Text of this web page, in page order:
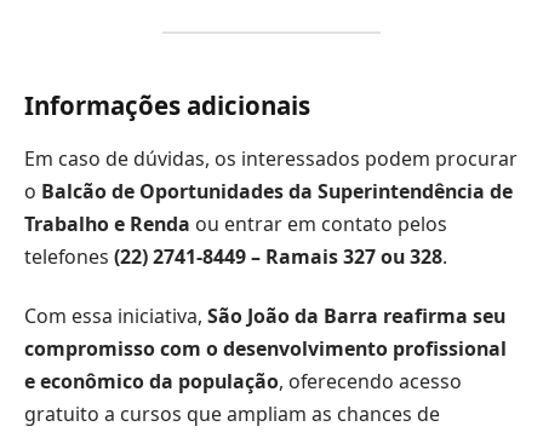
Informações adicionais
Em caso de dúvidas, os interessados podem procurar
o Balcão de Oportunidades da Superintendência de
Trabalho e Renda ou entrar em contato pelos
telefones (22) 2741-8449 – Ramais 327 ou 328.
Com essa iniciativa, São João da Barra reafirma seu
compromisso com o desenvolvimento profissional
e econômico da população, oferecendo acesso
gratuito a cursos que ampliam as chances de